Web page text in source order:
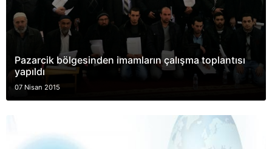
Pazarcik bölgesinden imamların çalışma toplantısı
yapıldı
07 Nisan 2015